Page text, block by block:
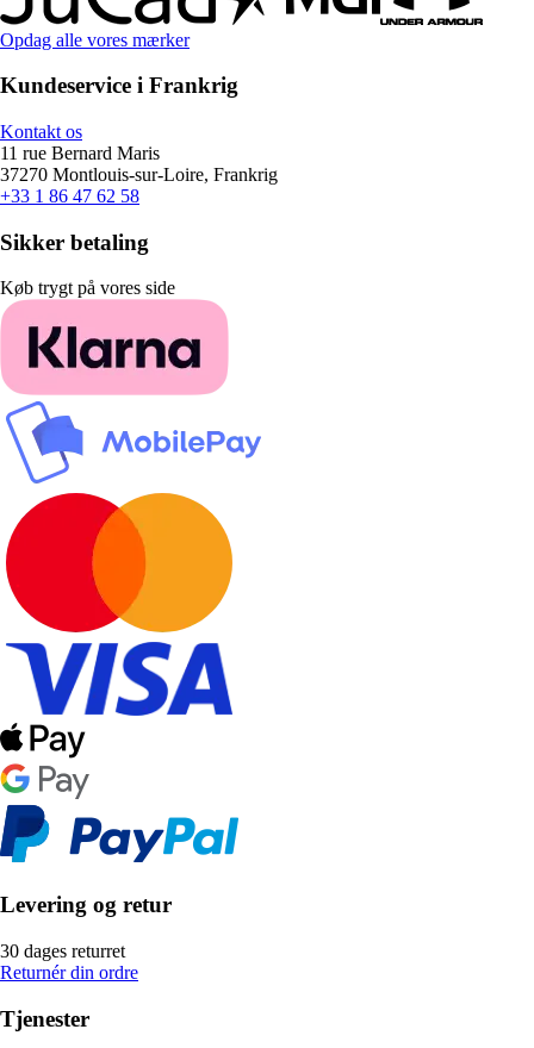
Opdag alle vores mærker
Kundeservice i Frankrig
Kontakt os
11 rue Bernard Maris
37270 Montlouis-sur-Loire, Frankrig
+33 1 86 47 62 58
Sikker betaling
Køb trygt på vores side
Levering og retur
30 dages returret
Returnér din ordre
Tjenester